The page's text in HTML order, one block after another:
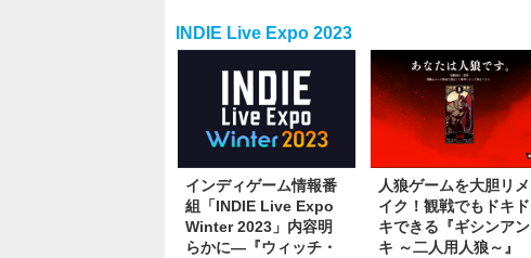
INDIE Live Expo 2023
インディゲーム情報番
組「INDIE Live Expo
Winter 2023」内容明
らかに―『ウィッチ・
人狼ゲームを大胆リメ
イク！観戦でもドキド
キできる『ギシンアン
キ ～二人用人狼～』